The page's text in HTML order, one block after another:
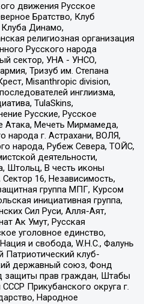
движения Русское
Братство, Клуб
Динамо,
религиозная организация
Русского народа
сектор, УНА - УНСО,
Тризуб им. Степана
Misanthropic division,
инглиизма,
TulaSkins,
Русские, Русское
Атака, Мечеть Мирмамеда,
народа г. Астрахани, ВОЛЯ,
народа, Рубеж Севера, ТОЙС,
деятельности,
Штольц, В честь иконы
16, Независимость,
группа МПГ, Курсом
инициативная группа,
Сил Руси, Алля-Аят,
Ак Умут, Русская
уголовное единство,
и свобода, W.H.С., Фалунь
клуб-
державный союз, Фонд
защиты прав граждан, Штабы
Прикубанского округа г.
Народное